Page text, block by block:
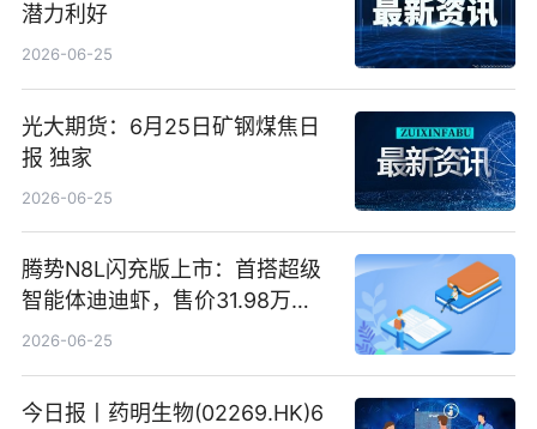
潜力利好
2026-06-25
光大期货：6月25日矿钢煤焦日
报 独家
2026-06-25
腾势N8L闪充版上市：首搭超级
智能体迪迪虾，售价31.98万
元-34.98万元 焦点日报
2026-06-25
今日报丨药明生物(02269.HK)6